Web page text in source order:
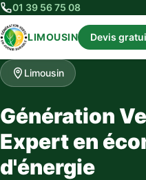
01 39 56 75 08
LIMOUSIN Devis
Limousin
Génération
Expert en
d'énergie